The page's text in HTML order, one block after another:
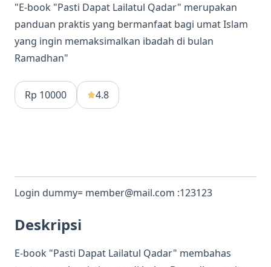
"E-book "Pasti Dapat Lailatul Qadar" merupakan
panduan praktis yang bermanfaat bagi umat Islam
yang ingin memaksimalkan ibadah di bulan
Ramadhan"
Rp 10000 4.8
Login dummy= member@mail.com :123123
Deskripsi
E-book "Pasti Dapat Lailatul Qadar" membahas